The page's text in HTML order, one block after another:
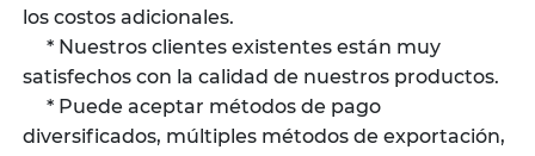
los costos adicionales.
* Nuestros clientes existentes están muy
satisfechos con la calidad de nuestros productos.
* Puede aceptar métodos de pago
diversificados, múltiples métodos de exportación,